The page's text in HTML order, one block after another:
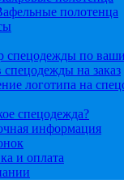
полотенца
спецодежды по
на заказ
логотипа на
спецодежда?
информация
и оплата